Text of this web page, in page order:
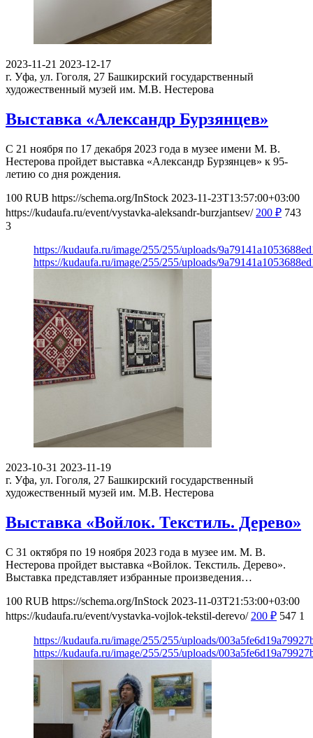
2023-11-21 2023-12-17
г. Уфа, ул. Гоголя, 27 Башкирский государственный
художественный музей им. М.В. Нестерова
Выставка «Александр Бурзянцев»
С 21 ноября по 17 декабря 2023 года в музее имени М. В.
Нестерова пройдет выставка «Александр Бурзянцев» к 95-
летию со дня рождения.
100 RUB https://schema.org/InStock 2023-11-23T13:57:00+03:00
https://kudaufa.ru/event/vystavka-aleksandr-burzjantsev/ 200 ₽ 743
3
https://kudaufa.ru/image/255/255/uploads/
https://kudaufa.ru/image/255/255/uploads/
2023-10-31 2023-11-19
г. Уфа, ул. Гоголя, 27 Башкирский государственный
художественный музей им. М.В. Нестерова
Выставка «Войлок. Текстиль. Дерево»
С 31 октября по 19 ноября 2023 года в музее им. М. В.
Нестерова пройдет выставка «Войлок. Текстиль. Дерево».
Выставка представляет избранные произведения…
100 RUB https://schema.org/InStock 2023-11-03T21:53:00+03:00
https://kudaufa.ru/event/vystavka-vojlok-tekstil-derevo/ 200 ₽ 547 1
https://kudaufa.ru/image/255/255/uploads/
https://kudaufa.ru/image/255/255/uploads/